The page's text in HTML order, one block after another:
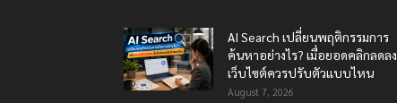
AI Search เปลี่ยนพฤติกรรมการ
ค้นหาอย่างไร? เมื่อยอดคลิกลดลง
เว็บไซต์ควรปรับตัวแบบไหน
August 7, 2026